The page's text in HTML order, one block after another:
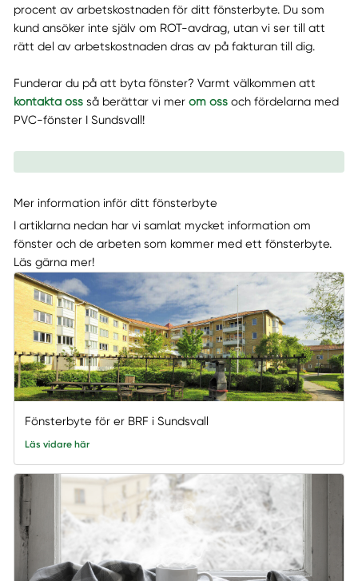
procent av arbetskostnaden för ditt fönsterbyte. Du som
kund ansöker inte själv om ROT-avdrag, utan vi ser till att
rätt del av arbetskostnaden dras av på fakturan till dig.
Funderar du på att byta fönster? Varmt välkommen att
kontakta ossså berättar vi mer om ossoch fördelarna med
PVC-fönster I Sundsvall!
Mer information inför ditt fönsterbyte
I artiklarna nedan har vi samlat mycket information om
fönster och de arbeten som kommer med ett fönsterbyte.
Läs gärna mer!
Fönsterbyte för er BRF i Sundsvall
Läs vidare här